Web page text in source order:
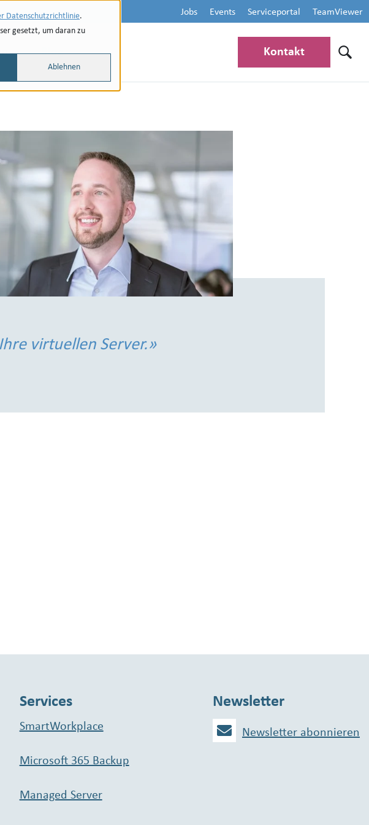
Datenschutzrichtlinie.
gesetzt, um daran zu
Ablehnen
Blog
Jobs Events Serviceportal TeamViewer
Kontakt
virtuellen Server.»
Services
SmartWorkplace
Microsoft 365 Backup
Managed Server
Newsletter
Newsletter abonnieren